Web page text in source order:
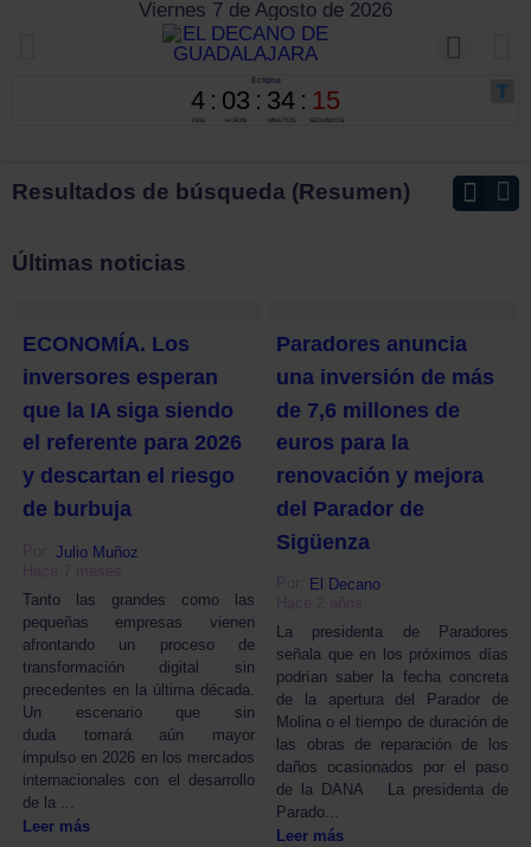
Viernes 7 de Agosto de 2026
Resultados de búsqueda (Resumen)
Últimas noticias
ECONOMÍA. Los
inversores esperan
que la IA siga siendo
el referente para 2026
y descartan el riesgo
de burbuja
Julio Muñoz
Tanto las grandes como las
pequeñas empresas vienen
afrontando un proceso de
transformación digital sin
precedentes en la última década.
Un escenario que sin
duda tomará aún mayor
impulso en 2026 en los mercados
internacionales con el desarrollo
de la ...
Leer más
Paradores anuncia
una inversión de más
de 7,6 millones de
euros para la
renovación y mejora
del Parador de
Sigüenza
El Decano
La presidenta de Paradores
señala que en los próximos días
podrían saber la fecha concreta
de la apertura del Parador de
Molina o el tiempo de duración de
las obras de reparación de los
daños ocasionados por el paso
de la DANA La presidenta de
Parado...
Leer más